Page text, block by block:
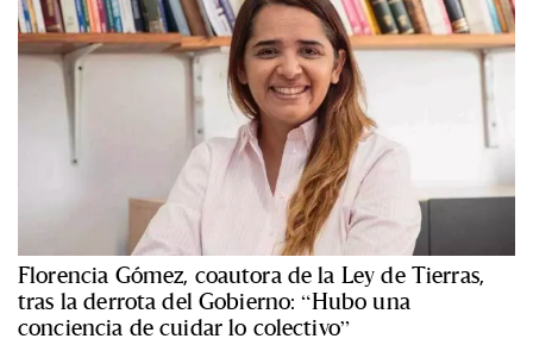
Florencia Gómez, coautora de la Ley de Tierras,
tras la derrota del Gobierno: “Hubo una
conciencia de cuidar lo colectivo”